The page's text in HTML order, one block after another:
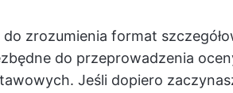
do zrozumienia format
do przeprowadzenia
Jeśli dopiero